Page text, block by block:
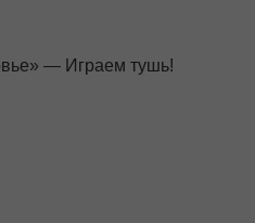
— Играем тушь!